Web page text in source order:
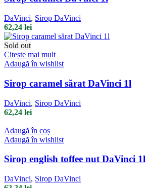
DaVinci, Sirop DaVinci
62,24 lei
Sold out
Citește mai mult
Adaugă în wishlist
Sirop caramel sărat DaVinci 1l
DaVinci, Sirop DaVinci
62,24 lei
Adaugă în coș
Adaugă în wishlist
Sirop english toffee nut DaVinci 1l
DaVinci, Sirop DaVinci